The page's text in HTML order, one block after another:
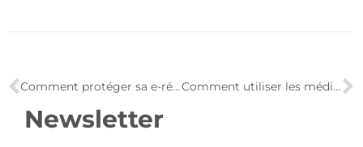
Comment protéger sa e-réputation ? Comment utiliser les médias sociaux pour développer votre business ?
Newsletter